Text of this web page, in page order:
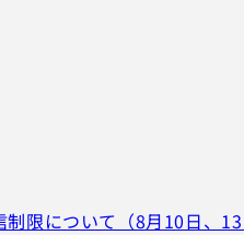
限について（8月10日、